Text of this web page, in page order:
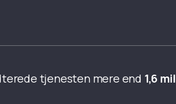
tjenesten mere end 1,6